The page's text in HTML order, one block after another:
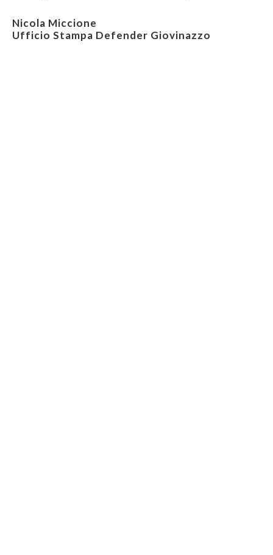
Nicola Miccione
Ufficio Stampa Defender Giovinazzo